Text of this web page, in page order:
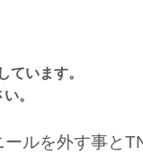
ています。
。
ルを外す事と